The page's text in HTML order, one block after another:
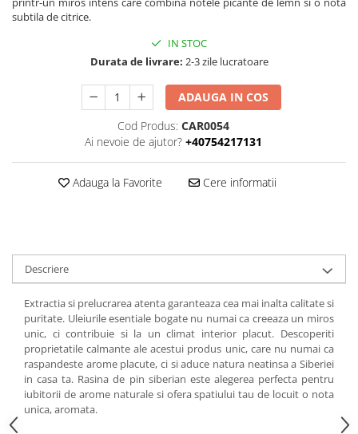
subtila de citrice.
IN STOC
Durata de livrare: 2-3 zile lucratoare
ADAUGA IN COS
Cod Produs: CAR0054
Ai nevoie de ajutor? +40754217131
Adauga la Favorite Cere informatii
Descriere
Extractia si prelucrarea atenta garanteaza cea mai inalta calitate si
puritate. Uleiurile esentiale bogate nu numai ca creeaza un miros
unic, ci contribuie si la un climat interior placut. Descoperiti
proprietatile calmante ale acestui produs unic, care nu numai ca
raspandeste arome placute, ci si aduce natura neatinsa a Siberiei
in casa ta. Rasina de pin siberian este alegerea perfecta pentru
iubitorii de arome naturale si ofera spatiului tau de locuit o nota
unica, aromata.